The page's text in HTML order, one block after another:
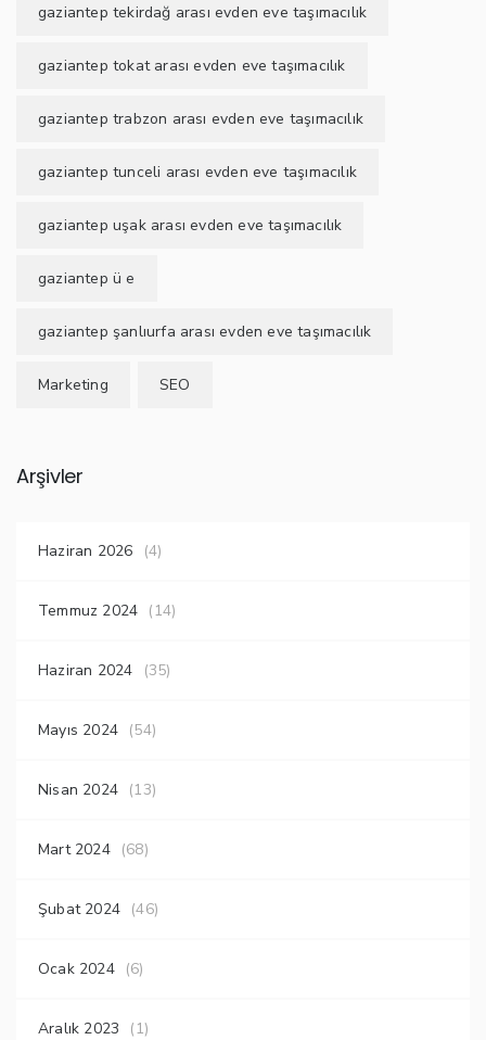
gaziantep tekirdağ arası evden eve taşımacılık
gaziantep tokat arası evden eve taşımacılık
gaziantep trabzon arası evden eve taşımacılık
gaziantep tunceli arası evden eve taşımacılık
gaziantep uşak arası evden eve taşımacılık
gaziantep ü e
gaziantep şanlıurfa arası evden eve taşımacılık
Marketing SEO
Arşivler
Haziran 2026 (4)
Temmuz 2024 (14)
Haziran 2024 (35)
Mayıs 2024 (54)
Nisan 2024 (13)
Mart 2024 (68)
Şubat 2024 (46)
Ocak 2024 (6)
Aralık 2023 (1)